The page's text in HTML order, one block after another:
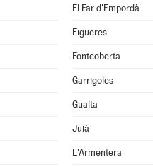
El Far d'Empordà
Figueres
Fontcoberta
Garrigoles
Gualta
Juià
L'Armentera